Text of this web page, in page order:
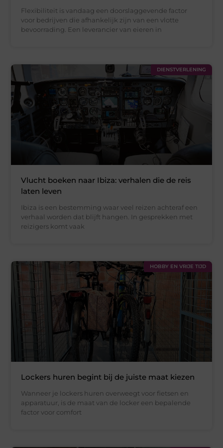
Flexibiliteit is vandaag een doorslaggevende factor
voor bedrijven die afhankelijk zijn van een vlotte
bevoorrading. Een leverancier van eieren in
DIENSTVERLENING
Vlucht boeken naar Ibiza: verhalen die de reis
laten leven
Ibiza is een bestemming waar veel reizen achteraf een
verhaal worden dat blijft hangen. In gesprekken met
reizigers komt vaak
HOBBY EN VRIJE TIJD
Lockers huren begint bij de juiste maat kiezen
Wanneer je lockers huren overweegt voor fietsen en
apparatuur, is de maat van de locker een bepalende
factor voor comfort